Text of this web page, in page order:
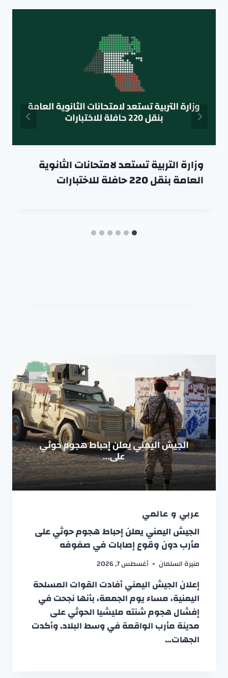
وزارة التربية تستعد لامتحانات الثانوية
العامة بنقل 220 حافلة للاختبارات
عربي و عالمي
الجيش اليمني يعلن إحباط هجوم حوثي على
مأرب دون وقوع إصابات في صفوفه
منيرة السلمان أغسطس 7, 2026
إعلان الجيش اليمني أفادت القوات المسلحة
اليمنية، مساء يوم الجمعة، بأنها نجحت في
إفشال هجوم شنته مليشيا الحوثي على
مدينة مأرب الواقعة في وسط البلاد. وأكدت
الجهات…